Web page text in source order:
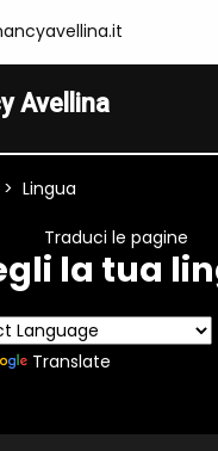
Avellina
Lingua
Traduci le pagine
la tua
Translate